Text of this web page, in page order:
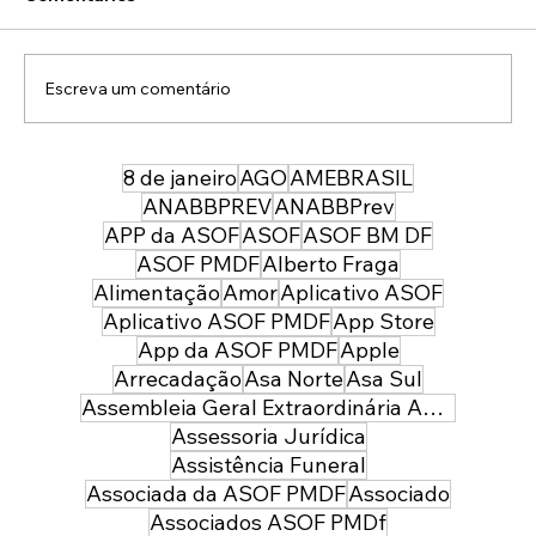
8 de janeiroAGOAMEBRASIL
ANABBPREVANABBPrev
APP da ASOFASOFASOF BM DF
ASOF PMDFAlberto Fraga
AlimentaçãoAmorAplicativo ASOF
Aplicativo ASOF PMDFApp Store
App da ASOF PMDFApple
ArrecadaçãoAsa NorteAsa Sul
Assembleia Geral Extraordinária ASOF PMDF
Assessoria Jurídica
Assistência Funeral
Associada da ASOF PMDFAssociado
Associados ASOF PMDf
43 anos depois da sua entrada, temos
uma PMDF mais forte, moderna e
preparada para servir à sociedade:
parabéns policial militar feminina!
Escreva um comentário